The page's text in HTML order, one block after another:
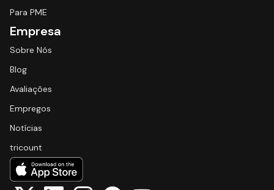
Para PME
Empresa
Sobre Nós
Blog
Avaliações
Empregos
Notícias
tricount